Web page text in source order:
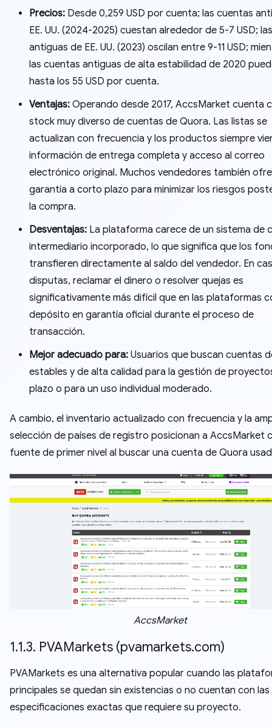
Precios: Desde 0,259 USD por cuenta; las cuentas
EE. UU. (2024-2025) cuestan alrededor de 5-7 USD;
antiguas de EE. UU. (2023) oscilan entre 9-11 USD;
las cuentas antiguas de alta estabilidad de 2020
hasta los 55 USD por cuenta.
Ventajas: Operando desde 2017, AccsMarket cuenta
stock muy diverso de cuentas de Quora. Las listas se
actualizan con frecuencia y los productos siempre
información de entrega completa y acceso al correo
electrónico original. Muchos vendedores también
garantía a corto plazo para minimizar los riesgos
la compra.
Desventajas: La plataforma carece de un sistema de
intermediario incorporado, lo que significa que los
transfieren directamente al saldo del vendedor. En
disputas, reclamar el dinero o resolver quejas es
significativamente más difícil que en las plataformas
depósito en garantía oficial durante el proceso de
transacción.
Mejor adecuado para: Usuarios que buscan cuentas
estables y de alta calidad para la gestión de
plazo o para un uso individual moderado.
A cambio, el inventario actualizado con frecuencia y la
selección de países de registro posicionan a AccsMarket
fuente de primer nivel al buscar una cuenta de Quora
AccsMarket
1.1.3. PVAMarkets (pvamarkets.com)
PVAMarkets es una alternativa popular cuando las
principales se quedan sin existencias o no cuentan con las
especificaciones exactas que requiere su proyecto.